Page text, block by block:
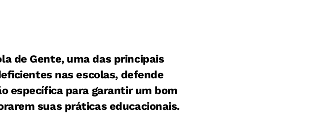
de Gente, uma das principais
nas escolas, defende
específica para garantir um bom
suas práticas educacionais.